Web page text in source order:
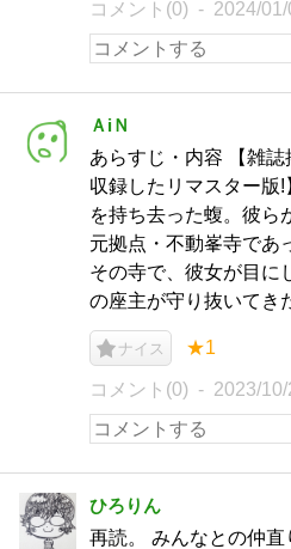
コメント(0) 2024/01/
ＡiＮ
あらすじ・内容 【雑
収録したリマスター版
を持ち去った蝮。彼ら
元拠点・不動峯寺であ
その寺で、彼女が目
の座主が守り抜いてき
ナイス ★1
コメント(0) 2023/10/
ひろりん
再読。 みんなとの仲直